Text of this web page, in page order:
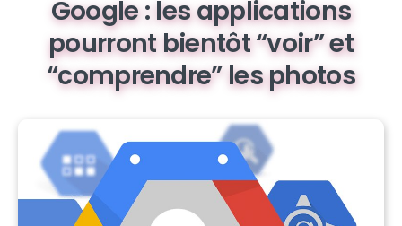
Google : les applications
pourront bientôt “voir” et
“comprendre” les photos